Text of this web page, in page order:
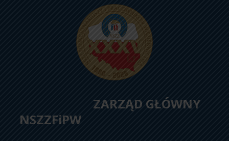
ZARZĄD GŁÓWNY
NSZZFiPW